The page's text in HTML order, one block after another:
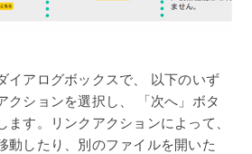
イアログボックスで、 以下のいず
クションを選択し、 「次へ」ボタ
ます。リンクアクションによって、
動したり、別のファイルを開いた